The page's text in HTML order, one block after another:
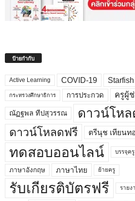
ป้ายกำกับ
Active Learning COVID-19
กระทรวงศึกษาธิการ การประกวด ครูผู้
ณัฏฐพล ทีปสุวรรณ ดาวน์โหล
ดาวน์โหลดฟรี ตรีนุช เทียนท
ทดสอบออนไลน์ บรรจุครู
ภาษาอังกฤษ ภาษาไทย ย้ายครู
รับเกียรติบัตรฟรี รายง